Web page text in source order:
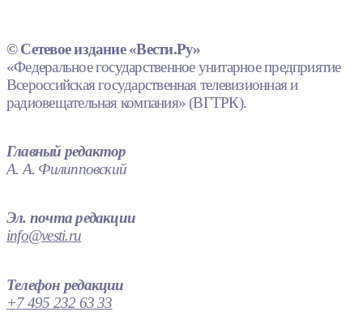
© Сетевое издание «Вести.Ру»
«Федеральное государственное унитарное предприятие
Всероссийская государственная телевизионная и
радиовещательная компания» (ВГТРК).
Главный редактор
А. А. Филипповский
Эл. почта редакции
info@vesti.ru
Телефон редакции
+7 495 232 63 33